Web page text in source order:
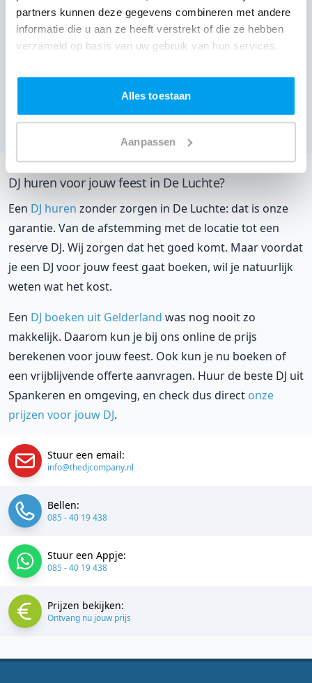
partners kunnen deze gegevens combineren met andere
informatie die u aan ze heeft verstrekt of die ze hebben
verzameld op basis van uw gebruik van hun services.
Alles toestaan
Aanpassen
Landgoed Avegoor,Enschede
6 reviews over onze DJ's)
Bekijk alle feestlocaties
DJ huren voor jouw feest in De Luchte?
Een DJ huren zonder zorgen in De Luchte: dat is onze
garantie. Van de afstemming met de locatie tot een
reserve DJ. Wij zorgen dat het goed komt. Maar voordat
je een DJ voor jouw feest gaat boeken, wil je natuurlijk
weten wat het kost.
Een DJ boeken uit Gelderland was nog nooit zo
makkelijk. Daarom kun je bij ons online de prijs
berekenen voor jouw feest. Ook kun je nu boeken of
een vrijblijvende offerte aanvragen. Huur de beste DJ uit
Spankeren en omgeving, en check dus direct onze
prijzen voor jouw DJ.
Stuur een email:
info@thedjcompany.nl
Bellen:
085 - 40 19 438
Stuur een Appje:
085 - 40 19 438
Prijzen bekijken:
Ontvang nu jouw prijs